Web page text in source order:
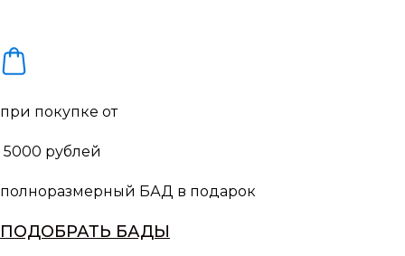
при покупке от
5000 рублей
полноразмерный БАД в подарок
ПОДОБРАТЬ БАДЫ